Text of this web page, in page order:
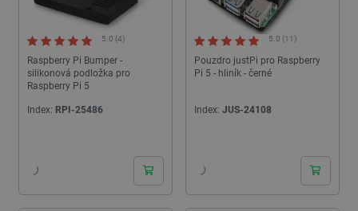
Raspberry Pi Bumper -
silikonová podložka pro
Raspberry Pi 5
5.0 (4)
Index: RPI-25486
Pouzdro justPi pro Raspberry
Pi 5 - hliník - černé
5.0 (11)
Index: JUS-24108